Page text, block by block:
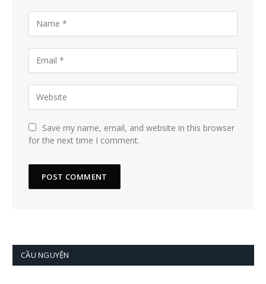
Save my name, email, and website in this browser
for the next time I comment.
CẦU NGUYỆN